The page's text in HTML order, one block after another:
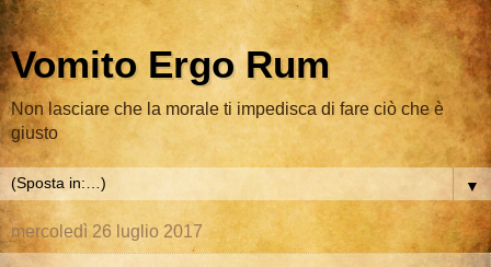
Vomito Ergo Rum
Non lasciare che la morale ti impedisca di fare ciò che è
giusto
▼
mercoledì 26 luglio 2017